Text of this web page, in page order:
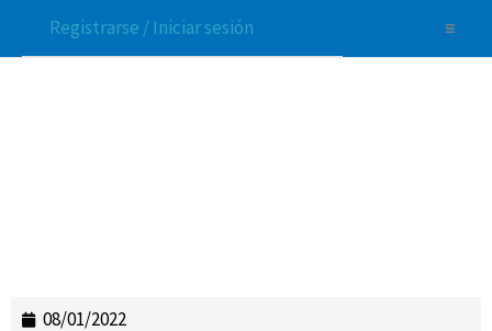
Registrarse / Iniciar sesión
08/01/2022